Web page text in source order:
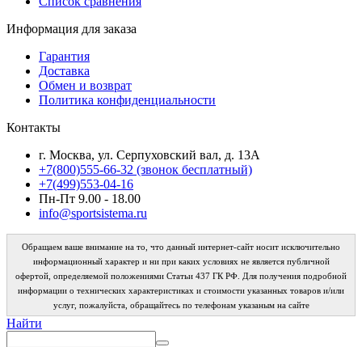
Информация для заказа
Гарантия
Доставка
Обмен и возврат
Политика конфиденциальности
Контакты
г. Москва, ул. Серпуховский вал, д. 13А
+7(800)555-66-32 (звонок бесплатный)
+7(499)553-04-16
Пн-Пт 9.00 - 18.00
info@sportsistema.ru
Обращаем ваше внимание на то, что данный интернет-сайт носит исключительно
информационный характер и ни при каких условиях не является публичной
офертой, определяемой положениями Статьи 437 ГК РФ. Для получения подробной
информации о технических характеристиках и стоимости указанных товаров и/или
услуг, пожалуйста, обращайтесь по телефонам указаным на сайте
Найти